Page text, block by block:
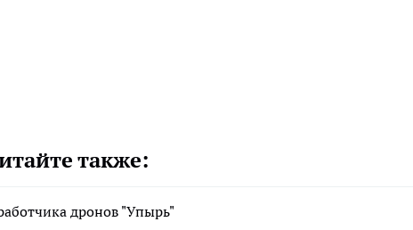
также:
дронов "Упырь"